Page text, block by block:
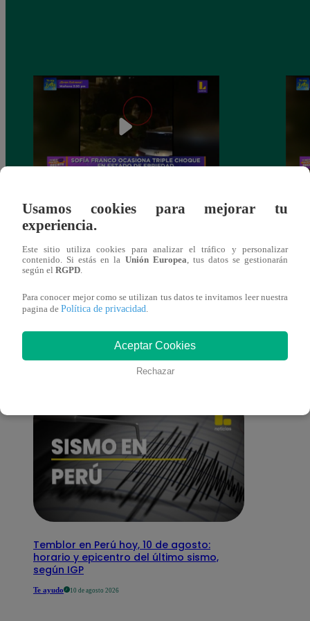
Sofía Franco ocasiona triple choque en
estado de ebriedad
También te puede
interesar
Temblor en Perú hoy, 10 de agosto:
horario y epicentro del último sismo,
según IGP
Te ayudo 10 de agosto 2026
Usamos cookies para mejorar tu
experiencia.
Este sitio utiliza cookies para analizar el tráfico y personalizar
contenido. Si estás en la Unión Europea, tus datos se gestionarán
según el RGPD.
Para conocer mejor como se utilizan tus datos te invitamos leer nuestra
pagina de Política de privacidad.
Aceptar Cookies
Rechazar